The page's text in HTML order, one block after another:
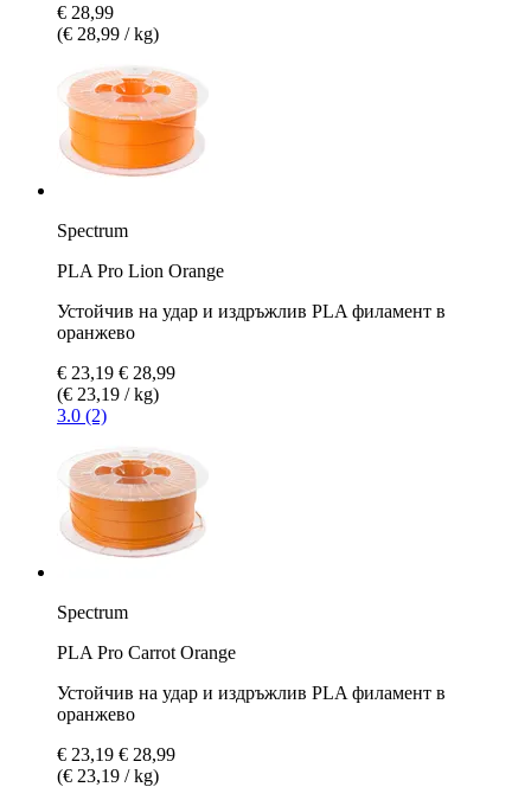
€ 28,99
(€ 28,99 / kg)
Spectrum
PLA Pro Lion Orange
Устойчив на удар и издръжлив PLA филамент в
оранжево
€ 23,19 € 28,99
(€ 23,19 / kg)
3.0 (2)
Spectrum
PLA Pro Carrot Orange
Устойчив на удар и издръжлив PLA филамент в
оранжево
€ 23,19 € 28,99
(€ 23,19 / kg)